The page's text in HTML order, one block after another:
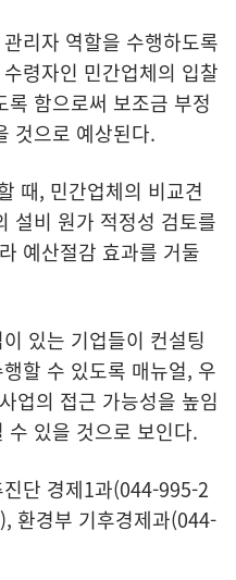
리자 역할을 수행하도록
령자인 민간업체의 입찰
록 함으로써 보조금 부정
것으로 예상된다.
때, 민간업체의 비교견
설비 원가 적정성 검토를
예산절감 효과를 거둘
있는 기업들이 컨설팅
할 수 있도록 매뉴얼, 우
업의 접근 가능성을 높임
수 있을 것으로 보인다.
단 경제1과(044-995-2
환경부 기후경제과(044-